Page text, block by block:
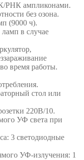
РНК ампликонами.
без озона.
(9000 ч).
в случае
время работы.
стол или
220В/10.
УФ света при
3 светодиодные
УФ-излучения: 1